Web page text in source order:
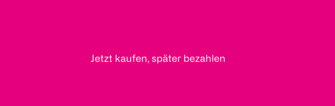
Jetzt kaufen, später bezahlen